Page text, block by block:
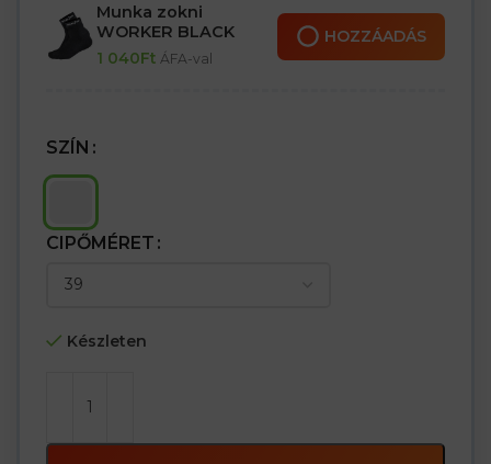
Munka zokni
WORKER BLACK
1 040Ft ÁFA-val
HOZZÁADÁS
SZÍN
CIPŐMÉRET
Készleten